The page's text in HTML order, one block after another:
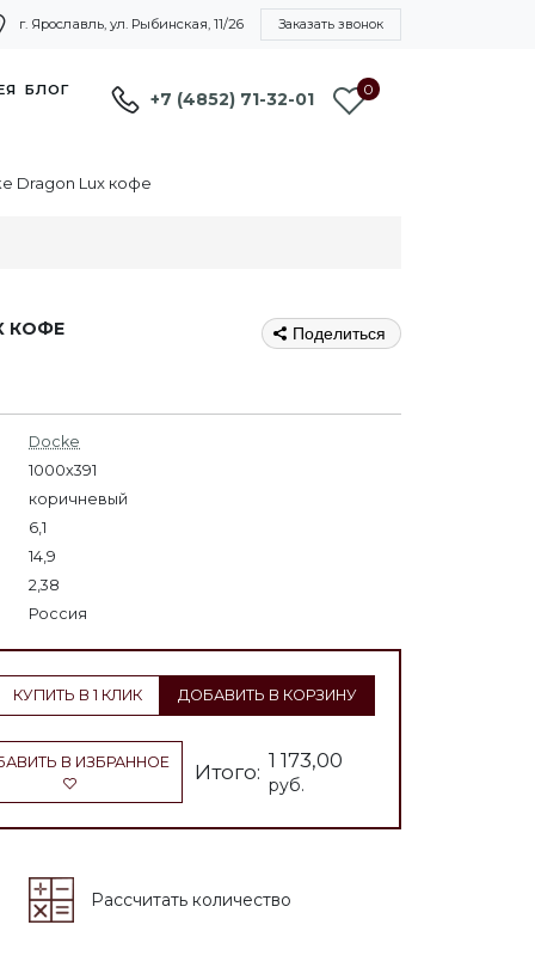
г. Ярославль, ул. Рыбинская, 11/26 Заказать звонок
БЛОГ
+7 (4852) 71-32-01 0
Dragon Lux кофе
КОФЕ Поделиться
Docke
1000х391
коричневый
6,1
14,9
2,38
Россия
КУПИТЬ В 1 КЛИК ДОБАВИТЬ В КОРЗИНУ
В ИЗБРАННОЕ Итого: 1 173,00
руб.
Рассчитать количество